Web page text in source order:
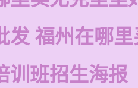
发 福州在哪
训班招生海报